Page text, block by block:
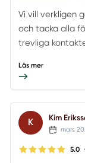
Vi vill verkligen
och tacka alla
trevliga
Läs mer
K Kim
mars
5.0